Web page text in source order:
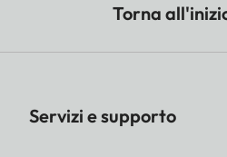
Torna
Servizi e supporto